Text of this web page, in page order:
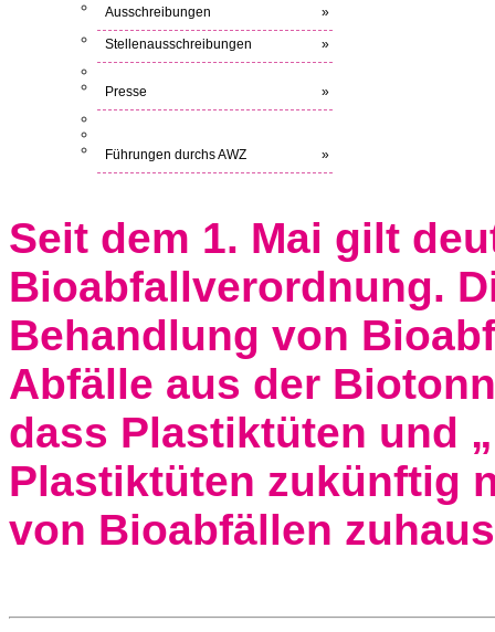
Ausschreibungen »
Stellenausschreibungen »
Presse »
Führungen durchs AWZ »
Seit dem 1. Mai gilt
Bioabfallverordnung.
Behandlung von
Abfälle aus der
dass Plastiktüten und
Plastiktüten zukünftig
von Bioabfällen